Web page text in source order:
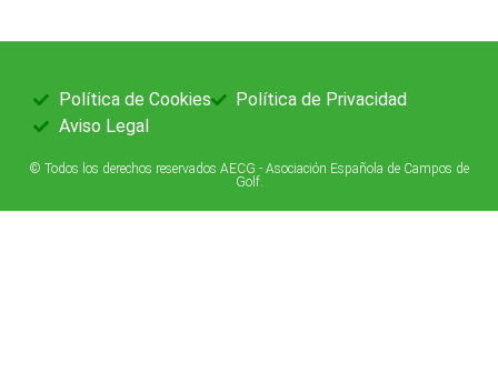
© Todos los derechos reservados AECG - Asociación Española de Campos de
Golf.
Política de Cookies
Política de Privacidad
Aviso Legal